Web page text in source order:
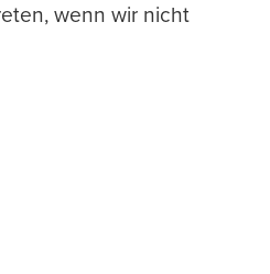
wenn wir nicht